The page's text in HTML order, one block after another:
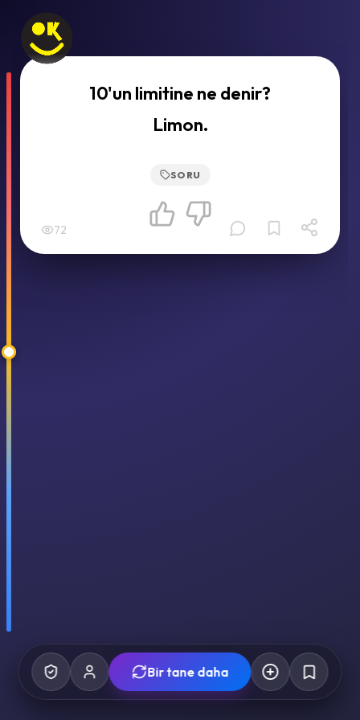
10'un limitine ne denir?
Limon.
SORU
72
Bir tane daha